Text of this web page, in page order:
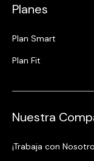
Planes
Plan Smart
Plan Fit
Nuestra
¡Trabaja con